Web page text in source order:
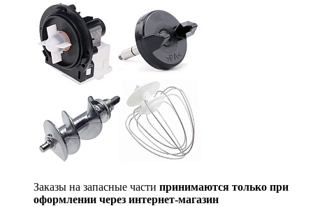
Заказы на запасные части принимаются только при
оформлении через интернет-магазин